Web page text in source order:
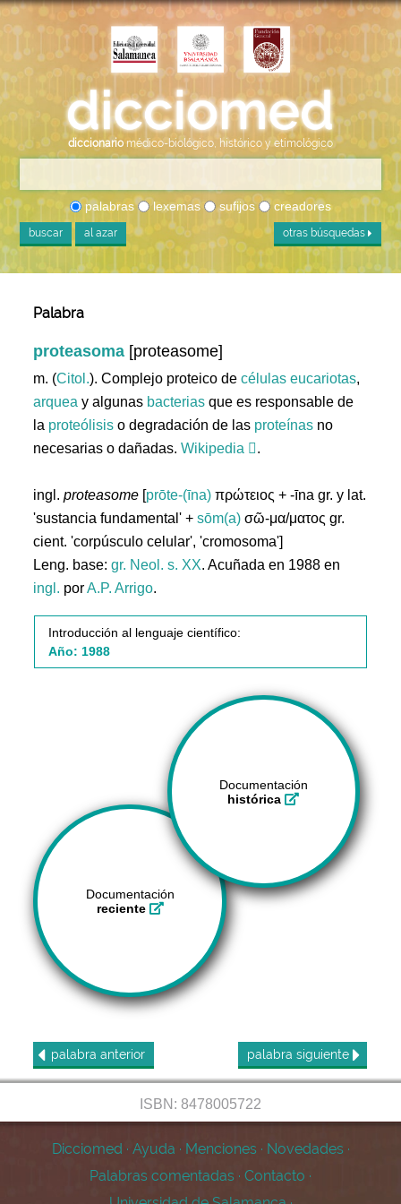
diccionario médico-biológico, histórico y etimológico
palabras lexemas sufijos creadores
buscar al azar otras búsquedas
Palabra
proteasoma [proteasome]
m. (Citol.). Complejo proteico decélulas eucariotas,
arquea y algunas bacterias que es responsable de
la proteólisis o degradación de las proteínas no
necesarias o dañadas.Wikipedia .
ingl.proteasome [prōte-(īna) πρώτειος + -īna gr. y lat.
'sustancia fundamental' +sōm(a) σῶ-μα/ματος gr.
cient. 'corpúsculo celular', 'cromosoma']
Leng. base:gr. Neol. s. XX. Acuñada en 1988 en
ingl. porA.P. Arrigo.
Introducción al lenguaje científico:
Año: 1988
Documentación
histórica
Documentación
reciente
palabra anterior palabra siguiente
ISBN: 8478005722
Dicciomed · Ayuda · Menciones · Novedades ·
Palabras comentadas · Contacto ·